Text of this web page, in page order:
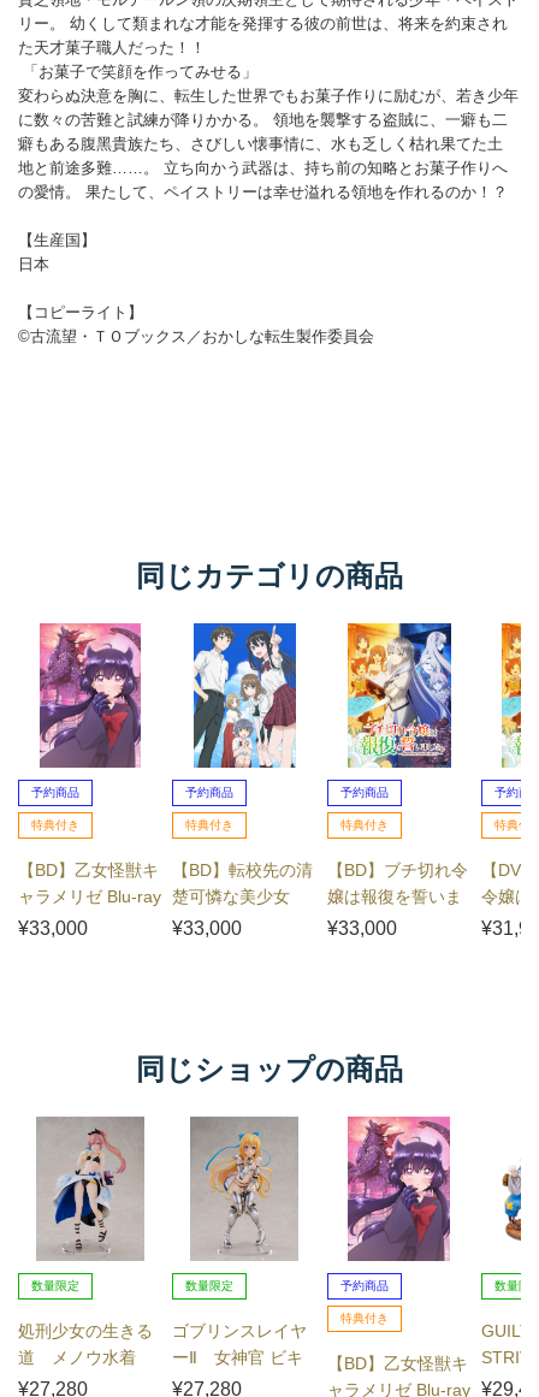
同じカテゴリの商品
予約商品
特典付き
【BD】乙女怪獣キ
ャラメリゼ Blu-ray
BOX
¥33,000
予約商品
特典付き
【BD】転校先の清
楚可憐な美少女
が、昔男子と思っ
¥33,000
予約商品
特典付き
【BD】ブチ切れ令
嬢は報復を誓いま
した。 ～魔導書の
¥33,000
予約商
特典付
【
令嬢は
ました
同じショップの商品
数量限定
処刑少女の生きる
道 メノウ水着
Ver.
¥27,280
数量限定
ゴブリンスレイヤ
ーⅡ 女神官 ビキ
ニアーマーVer.
¥27,280
予約商品
特典付き
【BD】乙女怪獣キ
ャラメリゼ Blu-ray
数量限
ット